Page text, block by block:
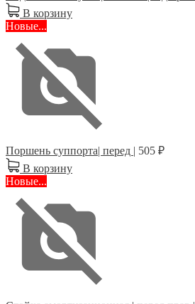
В корзину
Новые...
Поршень суппорта| перед | 505 ₽
В корзину
Новые...